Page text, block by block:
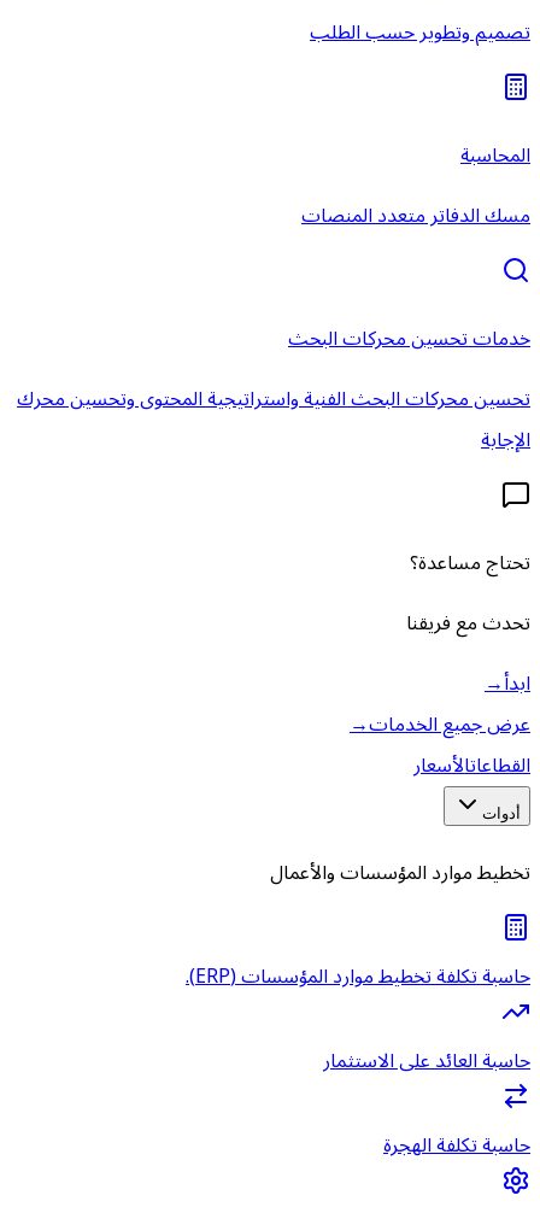
تصميم وتطوير حسب الطلب
المحاسبة
مسك الدفاتر متعدد المنصات
خدمات تحسين محركات البحث
تحسين محركات البحث الفنية واستراتيجية المحتوى وتحسين محرك
الإجابة
تحتاج مساعدة؟
تحدث مع فريقنا
ابدأ→
عرض جميع الخدمات→
القطاعاتالأسعار
أدوات
تخطيط موارد المؤسسات والأعمال
حاسبة تكلفة تخطيط موارد المؤسسات (ERP).
حاسبة العائد على الاستثمار
حاسبة تكلفة الهجرة